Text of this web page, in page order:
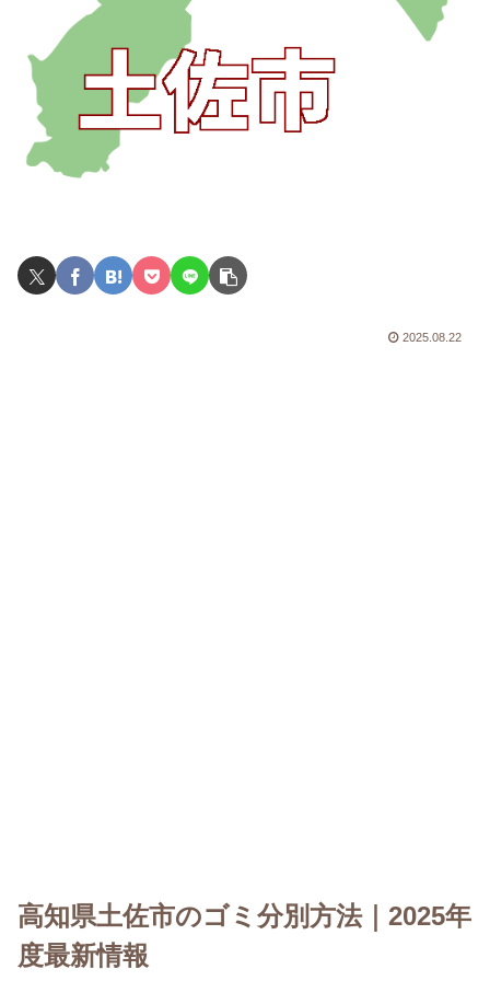
2025.08.22
高知県土佐市のゴミ分別方法｜2025年
度最新情報